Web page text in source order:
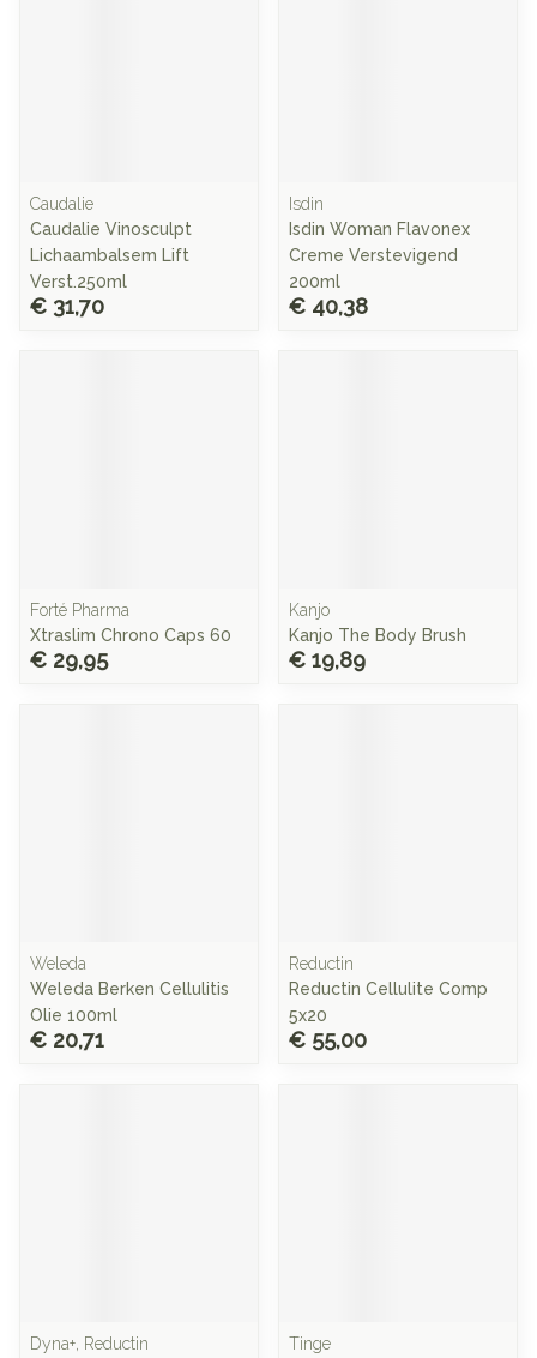
Caudalie
Caudalie Vinosculpt
Lichaambalsem Lift
Verst.250ml
€ 31,70
Isdin
Isdin Woman Flavonex
Creme Verstevigend
200ml
€ 40,38
Forté Pharma
Xtraslim Chrono Caps 60
€ 29,95
Kanjo
Kanjo The Body Brush
€ 19,89
Weleda
Weleda Berken Cellulitis
Olie 100ml
€ 20,71
Reductin
Reductin Cellulite Comp
5x20
€ 55,00
Dyna+, Reductin
Tinge